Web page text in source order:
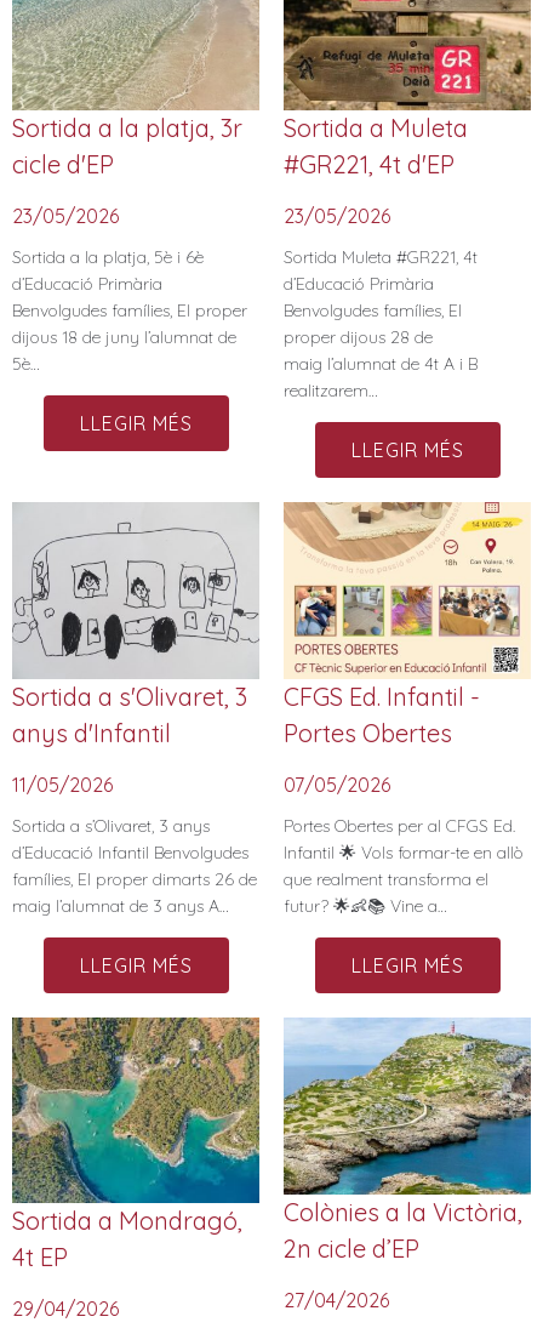
Sortida a la platja, 3r
cicle d'EP
23/05/2026
Sortida a la platja, 5è i 6è
d’Educació Primària
Benvolgudes famílies, El proper
dijous 18 de juny l’alumnat de
5è…
LLEGIR MÉS
Sortida a Muleta
#GR221, 4t d'EP
23/05/2026
Sortida Muleta #GR221, 4t
d’Educació Primària
Benvolgudes famílies, El
proper dijous 28 de
maig l’alumnat de 4t A i B
realitzarem…
LLEGIR MÉS
Sortida a s'Olivaret, 3
anys d'Infantil
11/05/2026
Sortida a s’Olivaret, 3 anys
d’Educació Infantil Benvolgudes
famílies, El proper dimarts 26 de
maig l’alumnat de 3 anys A…
LLEGIR MÉS
CFGS Ed. Infantil -
Portes Obertes
07/05/2026
Portes Obertes per al CFGS Ed.
Infantil 🌟 Vols formar-te en allò
que realment transforma el
futur? 🌟👶📚 Vine a…
LLEGIR MÉS
Sortida a Mondragó,
4t EP
29/04/2026
Colònies a la Victòria,
2n cicle d’EP
27/04/2026